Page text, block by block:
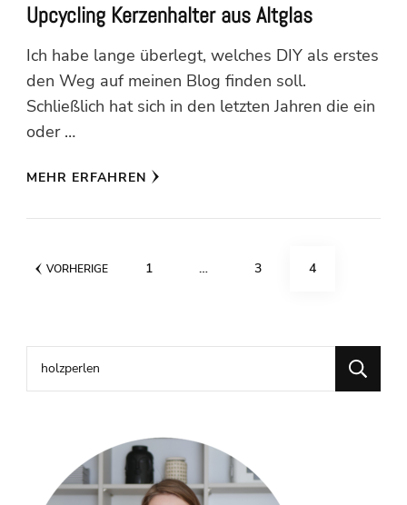
Upcycling Kerzenhalter aus Altglas
Ich habe lange überlegt, welches DIY als erstes
den Weg auf meinen Blog finden soll.
Schließlich hat sich in den letzten Jahren die ein
oder …
MEHR ERFAHREN
Seitennummerierung
VORHERIGE SEITE
1 … SEITE
3 SEITE
4
Suchen
nach: